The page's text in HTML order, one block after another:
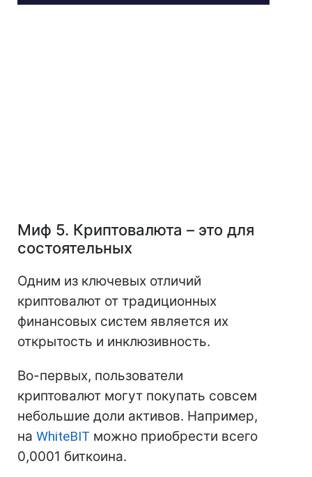
Миф 5. Криптовалюта – это для
состоятельных
Одним из ключевых отличий
криптовалют от традиционных
финансовых систем является их
открытость и инклюзивность.
Во-первых, пользователи
криптовалют могут покупать совсем
небольшие доли активов. Например,
на WhiteBIT можно приобрести всего
0,0001 биткоина.